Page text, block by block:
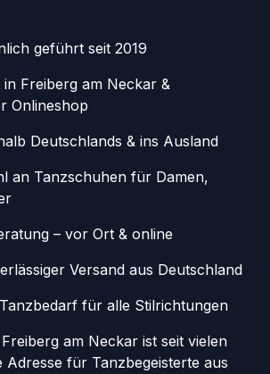
geführt seit 2019
Freiberg am Neckar &
Onlineshop
Deutschlands & ins Ausland
an Tanzschuhen für Damen,
– vor Ort & online
Versand aus Deutschland
für alle Stilrichtungen
am Neckar ist seit vielen
Adresse für Tanzbegeisterte aus